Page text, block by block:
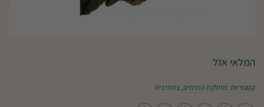
המלאי אזל
קטגוריות: מחלקת הפרחים,צמחי בית